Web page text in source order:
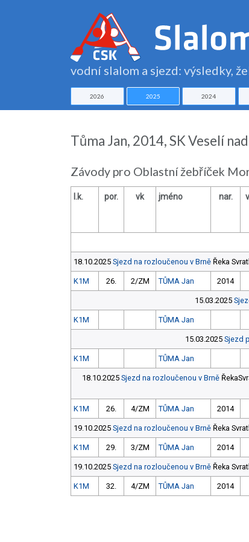
vodní slalom a sjezd: výsledky,
2026 2025 2024
Tůma Jan, 2014, SK Veselí
Závody pro Oblastní žebříček
l.k. por. vk jméno nar.
18.10.2025 Sjezd na rozloučenou v Brně Řeka
K1M 26. 2/ZM TŮMA Jan 2014
15.03.2025
K1M TŮMA Jan
15.03.2025 Sjezd
K1M TŮMA Jan
18.10.2025 Sjezd na rozloučenou v Brně
K1M 26. 4/ZM TŮMA Jan 2014
19.10.2025 Sjezd na rozloučenou v Brně Řeka
K1M 29. 3/ZM TŮMA Jan 2014
19.10.2025 Sjezd na rozloučenou v Brně Řeka
K1M 32. 4/ZM TŮMA Jan 2014